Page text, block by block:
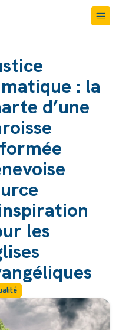
: la
d’une
les